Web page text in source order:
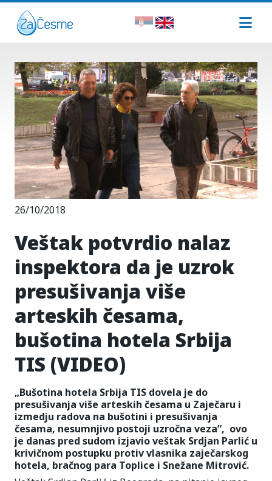
26/10/2018
Veštak potvrdio nalaz
inspektora da je uzrok
presušivanja više
arteskih česama,
bušotina hotela Srbija
TIS (VIDEO)
„Bušotina hotela Srbija TIS dovela je do
presušivanja više arteskih česama u Zaječaru i
izmedju radova na bušotini i presušivanja
česama, nesumnjivo postoji uzročna veza“, ovo
je danas pred sudom izjavio veštak Srdjan Parlić u
krivičnom postupku protiv vlasnika zaječarskog
hotela, bračnog para Toplice i Snežane Mitrović.